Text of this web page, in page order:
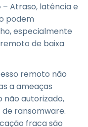
– Atraso, latência e
podem
especialmente
de baixa
remoto não
a ameaças
não autorizado,
ransomware.
fraca são